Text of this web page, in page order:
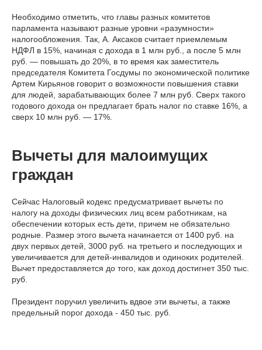
Необходимо отметить, что главы разных комитетов
парламента называют разные уровни «разумности»
налогообложения. Так, А. Аксаков считает приемлемым
НДФЛ в 15%, начиная с дохода в 1 млн руб., а после 5 млн
руб. — повышать до 20%, в то время как заместитель
председателя Комитета Госдумы по экономической политике
Артем Кирьянов говорит о возможности повышения ставки
для людей, зарабатывающих более 7 млн руб. Сверх такого
годового дохода он предлагает брать налог по ставке 16%, а
сверх 10 млн руб. — 17%.
Вычеты для малоимущих
граждан
Сейчас Налоговый кодекс предусматривает вычеты по
налогу на доходы физических лиц всем работникам, на
обеспечении которых есть дети, причем не обязательно
родные. Размер этого вычета начинается от 1400 руб. на
двух первых детей, 3000 руб. на третьего и последующих и
увеличивается для детей-инвалидов и одиноких родителей.
Вычет предоставляется до того, как доход достигнет 350 тыс.
руб.
Президент поручил увеличить вдвое эти вычеты, а также
предельный порог дохода - 450 тыс. руб.